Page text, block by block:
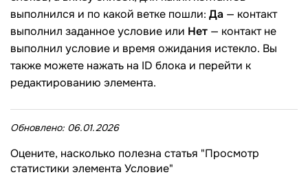
выполнился и по какой ветке пошли: Да — контакт
выполнил заданное условие или Нет — контакт не
выполнил условие и время ожидания истекло. Вы
также можете нажать на ID блока и перейти к
редактированию элемента.
Обновлено: 06.01.2026
Оцените, насколько полезна статья "Просмотр
статистики элемента Условие"